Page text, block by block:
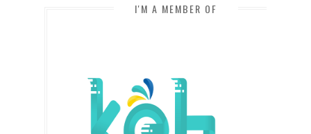
I'M A MEMBER OF